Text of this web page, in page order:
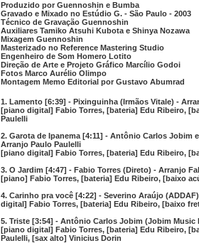
Produzido por Guennoshin e Bumba
Gravado e Mixado no Estúdio G. - São Paulo - 2003
Técnico de Gravação Guennoshin
Auxiliares Tamiko Atsuhi Kubota e Shinya Nozawa
Mixagem Guennoshin
Masterizado no Reference Mastering Studio
Engenheiro de Som Homero Lotito
Direção de Arte e Projeto Gráfico Marcílio Godoi
Fotos Marco Aurélio Olimpo
Montagem Memo Editorial por Gustavo Abumrad
1. Lamento [6:39] - Pixinguinha (Irmãos Vitale) -
[piano digital] Fabio Torres, [bateria] Edu Ribeiro,
Paulelli
2. Garota de Ipanema [4:11] - Antônio Carlos Jobim
Arranjo Paulo Paulelli
[piano digital] Fabio Torres, [bateria] Edu Ribeiro,
3. O Jardim [4:47] - Fabio Torres (Direto) - Arranjo
[piano] Fabio Torres, [bateria] Edu Ribeiro, [baixo
4. Carinho pra você [4:22] - Severino Araújo
digital] Fabio Torres, [bateria] Edu Ribeiro, [baixo
5. Triste [3:54] - Antônio Carlos Jobim (Jobim Music
[piano digital] Fabio Torres, [bateria] Edu Ribeiro,
Paulelli, [sax alto] Vinicius Dorin